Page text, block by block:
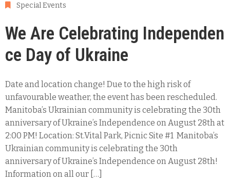
Special Events
We Are Celebrating Independen
ce Day of Ukraine
Date and location change! Due to the high risk of
unfavourable weather, the event has been rescheduled.
Manitoba’s Ukrainian community is celebrating the 30th
anniversary of Ukraine’s Independence on August 28th at
2:00 PM! Location: St.Vital Park, Picnic Site #1 Manitoba’s
Ukrainian community is celebrating the 30th
anniversary of Ukraine’s Independence on August 28th!
Information on all our […]